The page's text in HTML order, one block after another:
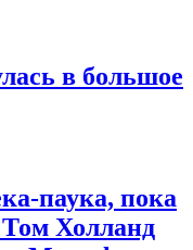
в большое
паука, пока
Холланд